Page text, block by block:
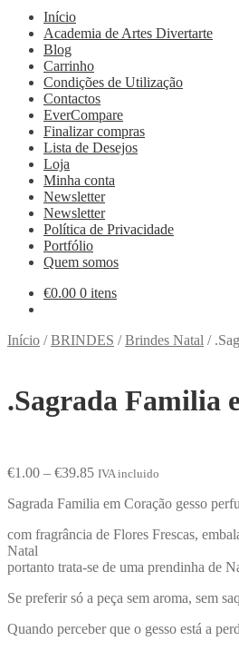
Início
Academia de Artes Divertarte
Blog
Carrinho
Condições de Utilização
Contactos
EverCompare
Finalizar compras
Lista de Desejos
Loja
Minha conta
Newsletter
Newsletter
Política de Privacidade
Portfólio
Quem somos
€0.00 0 itens
Início /BRINDES /Brindes Natal /
.Sagrada Familia
€1.00 – €39.85 IVA incluido
Sagrada Familia em Coração gesso
com fragrância de Flores Frescas,
Natal
portanto trata-se de uma prendinha de
Se preferir só a peça sem aroma, sem
Quando perceber que o gesso está a